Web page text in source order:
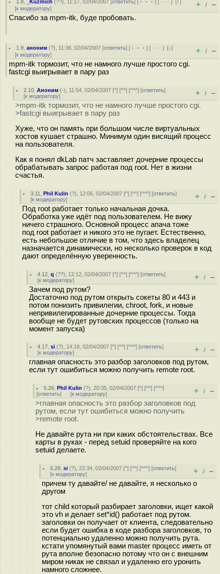
1.8 _Kuzmich (??), 11:17, 02/04/2007 [ответить ﹢﹢﹢ · · · ↑
[к модератору] + / –
Спасибо за mpm-itk, буде пробовать.
1.9 ,аноним (?), 11:36, 02/04/2007 [ответить] [ ﹢﹢﹢] [ · · ·][↓]
[к модератору] + / –
mpm-itk тормозит, что не намного лучше простого cgi.
fastcgi выигрывает в пару раз
2.10 ,Аноним (-), 11:54, 02/04/2007 [^] [^^] [^^^] [ответить]
[к модератору] + / –
>mpm-itk тормозит, что не намного лучше простого cgi.
>fastcgi выигрывает в пару раз
Хуже, что он память при большом числе виртуальных
хостов кушает страшно. Минимум один висящий процесс
на пользователя.
Как я понял dkLab патч заставляет дочерние процессы
обрабатывать запрос работая под root. Нет в жизни
счастья.
3.11 ,Phil Kulin (?), 12:06, 02/04/2007 [^] [^^] [^^^] [ответить]
[к модератору] + / –
Под root работает только начальная дочка.
Обработка уже идёт под пользователем. Не вижу
ничего страшного. Основной процесс апача тоже
под root работает и никого это не пугает. Естественно,
есть небольшое отличие в том, что здесь владелец
назначается динамически, но несколько проверок в код
дают определённую уверенность.
4.12 ,q (??), 12:12, 02/04/2007 [^] [^^] [^^^] [ответить]
[к модератору] + / –
Зачем под рутом?
Достаточно под рутом открыть сокеты 80 и 443 и
потом понизить привилегии, chroot, fork, и новые
непривилегированные дочерние процессы. Тогда
вообще не будет рутовских процессов (только на
момент запуска)
4.17 ,si (?), 14:18, 02/04/2007 [^] [^^] [^^^] [ответить]
[к модератору] + / –
главная опасность это разбор заголовков под рутом,
если тут ошибиться можно получить remote root.
5.26 ,Phil Kulin (?), 20:35, 02/04/2007 [^] [^^] [^^^]
[ответить] [к модератору] + / –
>главная опасность это разбор заголовков под
рутом, если тут ошибиться можно получить
>remote root.
Не давайте рута ни при каких обстоятельствах. Все
карты в руках - перед setuid проверяйте на кого
setuid делаете.
6.28 ,si (?), 22:34, 02/04/2007 [^] [^^] [^^^] [ответить]
[к модератору] + / –
причем ту давайте/ не давайте, я несколько о
другом
тот child который разбирает заголовки, ищет какой
это vh и делает set*id() работает под рутом.
заголовки он получает от клиента, следовательно
если будет ошибка в коде разбора заголовков, то
потенциально удаленно можно получить рута.
кстати упомянутый вами master процесс иметь от
рута вполне безопасно потому что он с внешним
миром никак не связал и удаленно его уронить
намного сложнее.